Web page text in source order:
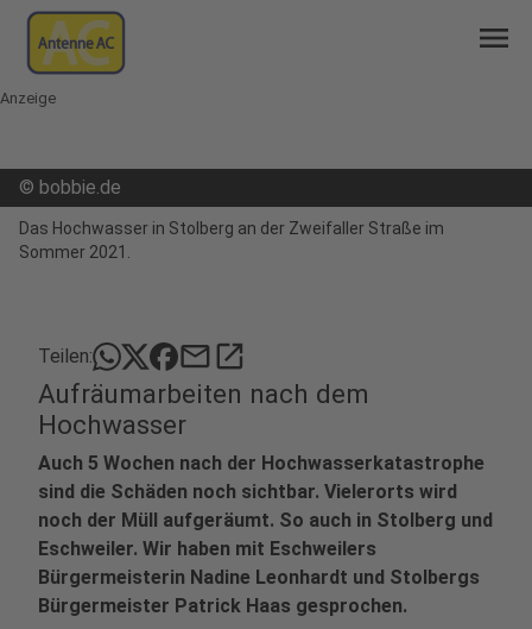
menu
Anzeige
© bobbie.de
Das Hochwasser in Stolberg an der Zweifaller Straße im
Sommer 2021.
Teilen: mailopen_in_new
Aufräumarbeiten nach dem
Hochwasser
Auch 5 Wochen nach der Hochwasserkatastrophe
sind die Schäden noch sichtbar. Vielerorts wird
noch der Müll aufgeräumt. So auch in Stolberg und
Eschweiler. Wir haben mit Eschweilers
Bürgermeisterin Nadine Leonhardt und Stolbergs
Bürgermeister Patrick Haas gesprochen.